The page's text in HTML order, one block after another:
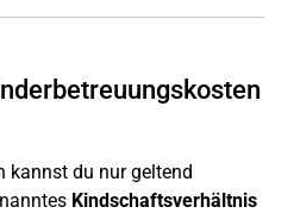
kannst du nur geltend
Kindschaftsverhältnis